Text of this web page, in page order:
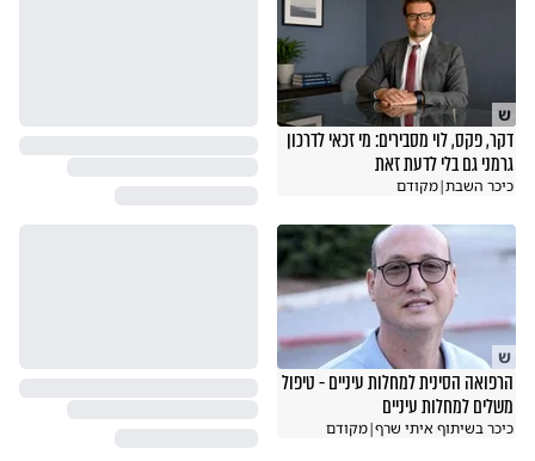
ש
דקר, פקס, לוי מסבירים: מי זכאי לדרכון
גרמני גם בלי לדעת זאת
כיכר השבת|מקודם
ש
הרפואה הסינית למחלות עיניים - טיפול
משלים למחלות עיניים
כיכר בשיתוף איתי שרף|מקודם